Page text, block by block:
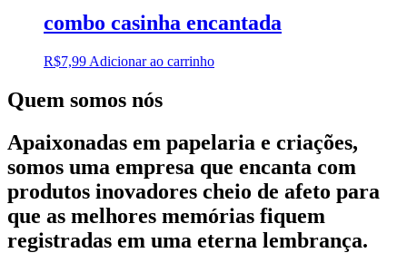
combo casinha encantada
R$7,99 Adicionar ao carrinho
Quem somos nós
Apaixonadas em papelaria e criações,
somos uma empresa que encanta com
produtos inovadores cheio de afeto para
que as melhores memórias fiquem
registradas em uma eterna lembrança.